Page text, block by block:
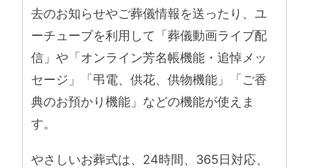
去のお知らせやご葬儀情報を送ったり、ユ
ーチューブを利用して「葬儀動画ライブ配
信」や「オンライン芳名帳機能・追悼メッ
セージ」「弔電、供花、供物機能」「ご香
典のお預かり機能」などの機能が使えま
す。
やさしいお葬式は、24時間、365日対応、